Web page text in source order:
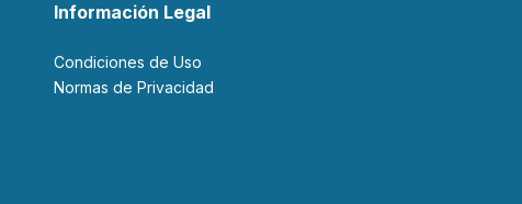
Información Legal
Condiciones de Uso
Normas de Privacidad